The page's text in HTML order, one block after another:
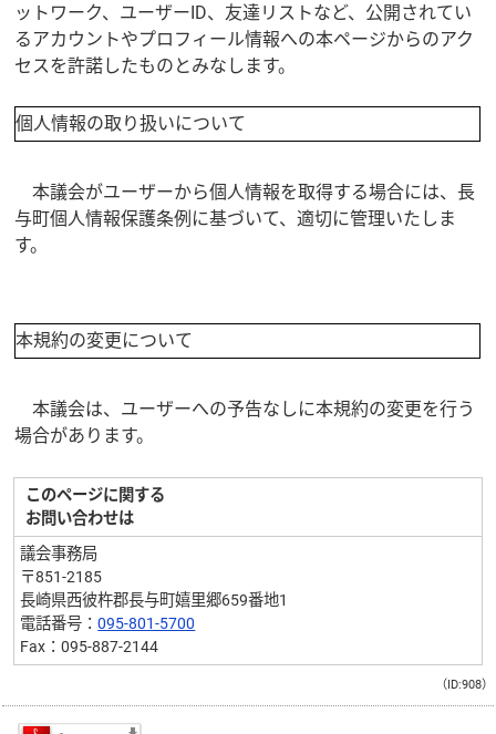
ットワーク、ユーザーID、友達リストなど、公開されてい
るアカウントやプロフィール情報への本ページからのアク
セスを許諾したものとみなします。
個人情報の取り扱いについて
本議会がユーザーから個人情報を取得する場合には、長
与町個人情報保護条例に基づいて、適切に管理いたしま
す。
本規約の変更について
本議会は、ユーザーへの予告なしに本規約の変更を行う
場合があります。
このページに関する
お問い合わせは
議会事務局
〒851-2185
長崎県西彼杵郡長与町嬉里郷659番地1
電話番号：095-801-5700
Fax：095-887-2144
（ID:908）